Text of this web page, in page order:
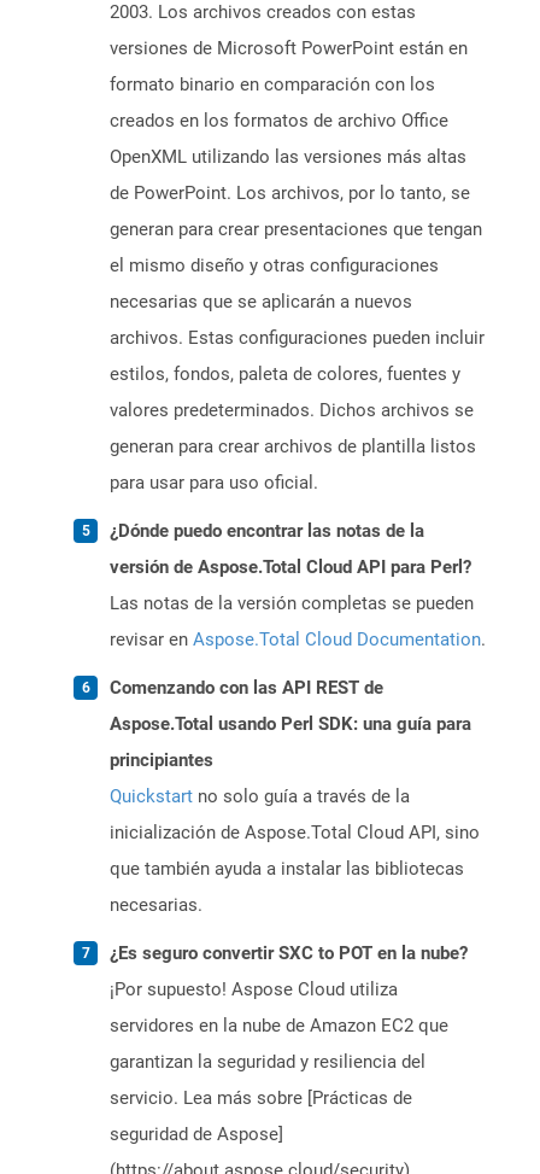
2003. Los archivos creados con estas
versiones de Microsoft PowerPoint están en
formato binario en comparación con los
creados en los formatos de archivo Office
OpenXML utilizando las versiones más altas
de PowerPoint. Los archivos, por lo tanto, se
generan para crear presentaciones que tengan
el mismo diseño y otras configuraciones
necesarias que se aplicarán a nuevos
archivos. Estas configuraciones pueden incluir
estilos, fondos, paleta de colores, fuentes y
valores predeterminados. Dichos archivos se
generan para crear archivos de plantilla listos
para usar para uso oficial.
¿Dónde puedo encontrar las notas de la
versión de Aspose.Total Cloud API para Perl?
Las notas de la versión completas se pueden
revisar en Aspose.Total Cloud Documentation.
Comenzando con las API REST de
Aspose.Total usando Perl SDK: una guía para
principiantes
Quickstart no solo guía a través de la
inicialización de Aspose.Total Cloud API, sino
que también ayuda a instalar las bibliotecas
necesarias.
¿Es seguro convertir SXC to POT en la nube?
¡Por supuesto! Aspose Cloud utiliza
servidores en la nube de Amazon EC2 que
garantizan la seguridad y resiliencia del
servicio. Lea más sobre [Prácticas de
seguridad de Aspose]